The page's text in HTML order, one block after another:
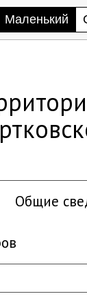
Маленький
Общие